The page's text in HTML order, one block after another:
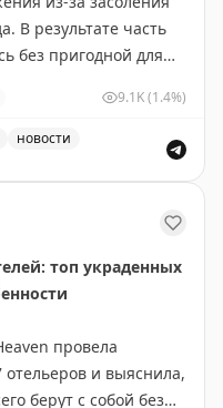
помощники. Перед
проверьте
где сейчас
В результате часть
без пригодной для
9.1K(1.4%)
новости
топ украденных
провела
и выяснила,
берут с собой без